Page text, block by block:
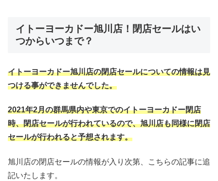
イトーヨーカドー旭川店！閉店セールはい
つからいつまで？
イトーヨーカドー旭川店の閉店セールについての情報は見
つける事ができませんでした。
2021年2月の群馬県内や東京でのイトーヨーカドー閉店
時、閉店セールが行われているので、旭川店も同様に閉店
セールが行われると予想されます。
旭川店の閉店セールの情報が入り次第、こちらの記事に追
記いたします。